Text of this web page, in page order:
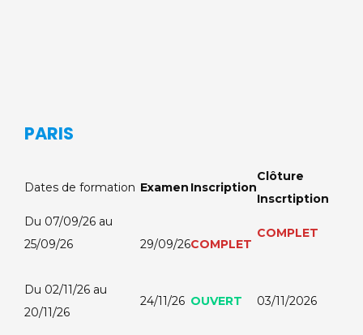
PARIS
Dates de formation Examen Inscription
Clôture
Inscrtiption
Du 07/09/26 au
25/09/26
29/09/26COMPLET
COMPLET
Du 02/11/26 au
20/11/26
24/11/26 OUVERT 03/11/2026